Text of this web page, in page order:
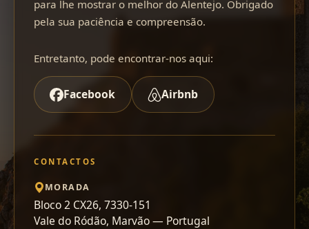
para lhe mostrar o melhor do Alentejo. Obrigado
pela sua paciência e compreensão.
Entretanto, pode encontrar-nos aqui:
Facebook Airbnb
CONTACTOS
MORADA
Bloco 2 CX26, 7330-151
Vale do Ródão, Marvão — Portugal